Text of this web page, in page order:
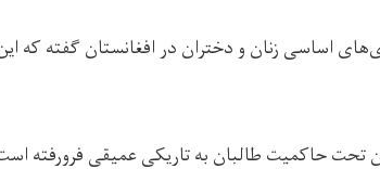
اساسی زنان و دختران در افغانستان گفته که
تحت حاکمیت طالبان به تاریکی عمیقی فرورفته